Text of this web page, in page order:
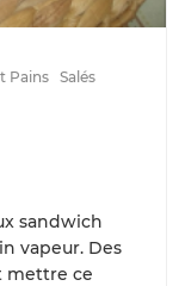
Pains Salés
sandwich
vapeur. Des
mettre ce